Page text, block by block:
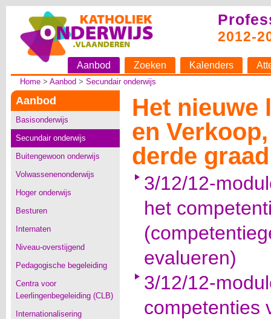
2012-
Aanbod Zoeken Kalenders
Home> Aanbod > Secundair onderwijs
Aanbod
Basisonderwijs
Secundair onderwijs
Buitengewoon onderwijs
Volwassenenonderwijs
Hoger onderwijs
Besturen
Internaten
Niveau-overstijgend
Pedagogische begeleiding
Centra voor
Leerlingenbegeleiding (CLB)
Internationalisering
Het nieuwe
en
derde graad
3/12/12-
het
evalueren)
3/12/12-
competenties